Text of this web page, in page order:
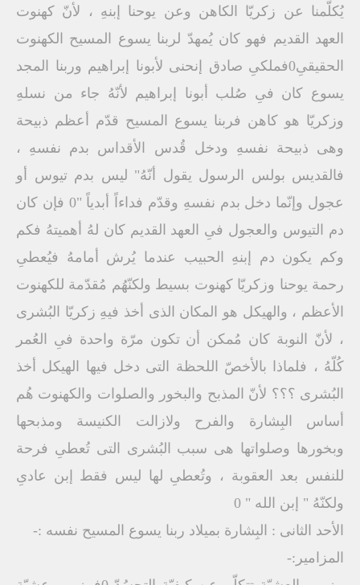
يُكلّمنا عن زكريّا الكاهن وعن يوحنا إبنهِ ، لأنّ كهنوت
العهد القديم فهو كان يُمهدّ لربنا يسوع المسيح الكهنوت
الحقيقىِ0فملكىِ صادق إنحنى لأبونا إبراهيم وربنا المجد
يسوع كان فىِ صُلب أبونا إبراهيم لأنّهُ جاء من نسلهِ
وزكريّا هو كاهن فربنا يسوع المسيح قدّم أعظم ذبيحة
وهى ذبيحة نفسهِ ودخل قُدس الأقداس بدم نفسهِ ،
فالقديس بولس الرسول يقول أنّهُ" ليس بدم تيوس أو
عجول وإنّما دخل بدم نفسهِ وقدّم فداءاً أبدياً "0 فإن كان
دم التيوس والعجول فىِ العهد القديم كان لهُ أهميتهُ فكم
وكم يكون دم إبنهِ الحبيب عندما يُرش أمامهُ فيُعطىِ
رحمة يوحنا وزكريّا كهنوت بسيط ولكنّهُم مُقدّمة للكهنوت
الأعظم ، والهيكل هو المكان الذى أخذ فيهِ زكريّا البُشرى
، لأنّ النوبة كان مُمكن أن تكون مرّة واحدة فىِ العُمر
كُلّهُ ، فلماذا بالأخصّ اللحظة التى دخل فيها الهيكل أخذ
البُشرى ؟؟؟ لأنّ المذبح والبخور والصلوات والكهنوت هُم
أساس البِشارة والفرح ولازالت الكنيسة ومذبحها
وبخورها وصلواتها هى سبب البُشرى التى تُعطىِ فرحة
للنفس بعد العقوبة ، وتُعطىِ لها ليس فقط إبن عادىِ
ولكنّهُ " إبن الله " 0
الأحد الثانى : البِشارة بميلاد ربنا يسوع المسيح نفسه :-
المزامير:-